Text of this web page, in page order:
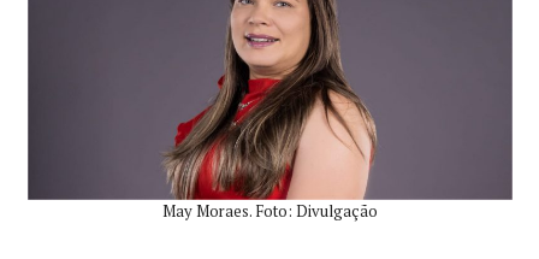
May Moraes. Foto: Divulgação